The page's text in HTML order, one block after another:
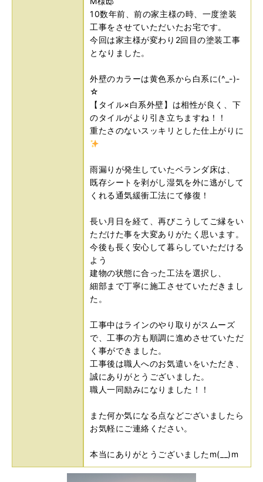
10数年前、前の家主様の時、一度塗装
工事をさせていただいたお宅です。
今回は家主様が変わり2回目の塗装工事
となりました。
外壁のカラーは黄色系から白系に(^_-)-
☆
【タイル×白系外壁】は相性が良く、下
のタイルがより引き立ちますね！！
重たさのないスッキリとした仕上がりに
雨漏りが発生していたベランダ床は、
既存シートを剥がし湿気を外に逃がして
くれる通気緩衝工法にて修復！
長い月日を経て、再びこうしてご縁をい
ただけた事を大変ありがたく思います。
今後も長く安心して暮らしていただける
よう
建物の状態に合った工法を選択し、
細部まで丁寧に施工させていただきまし
た。
工事中はラインのやり取りがスムーズ
で、工事の方も順調に進めさせていただ
く事ができました。
工事後は職人へのお気遣いをいただき、
誠にありがとうございました。
職人一同励みになりました！！
また何か気になる点などございましたら
お気軽にご連絡ください。
本当にありがとうございましたm(__)m